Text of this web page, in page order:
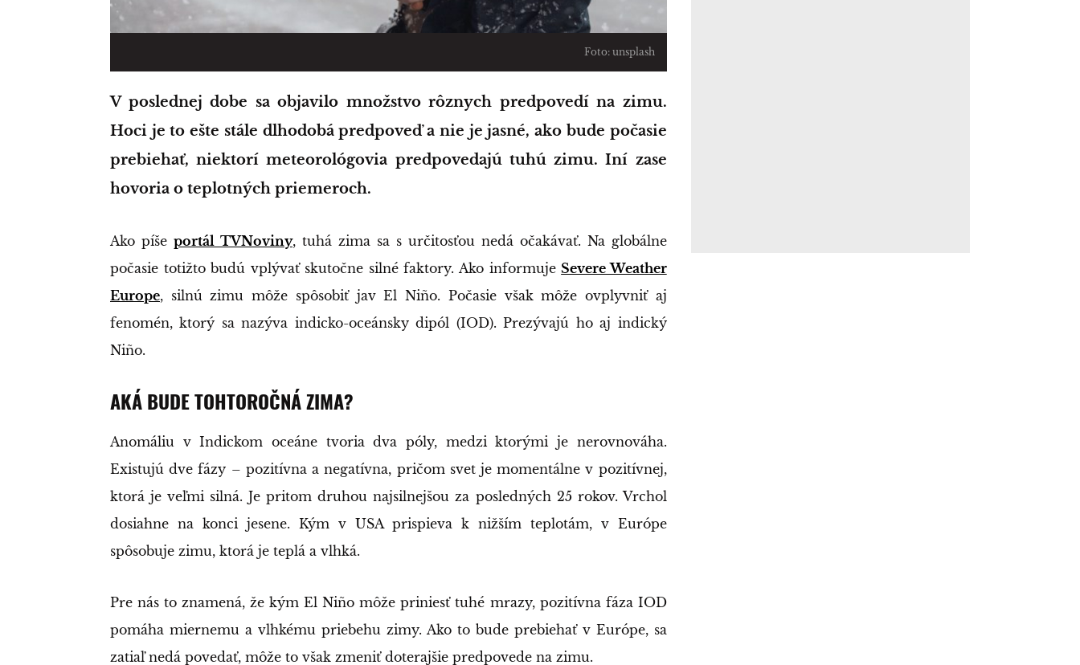
Foto: unsplash
V poslednej dobe sa objavilo množstvo rôznych predpovedí na zimu.
Hoci je to ešte stále dlhodobá predpoveď a nie je jasné, ako bude počasie
prebiehať, niektorí meteorológovia predpovedajú tuhú zimu. Iní zase
hovoria o teplotných priemeroch.
Ako píše portál TVNoviny, tuhá zima sa s určitosťou nedá očakávať. Na globálne
počasie totižto budú vplývať skutočne silné faktory. Ako informujeSevere Weather
Europe, silnú zimu môže spôsobiť jav El Niño. Počasie však môže ovplyvniť aj
fenomén, ktorý sa nazýva indicko-oceánsky dipól (IOD). Prezývajú ho aj indický
Niño.
AKÁ BUDE TOHTOROČNÁ ZIMA?
Anomáliu v Indickom oceáne tvoria dva póly, medzi ktorými je nerovnováha.
Existujú dve fázy – pozitívna a negatívna, pričom svet je momentálne v pozitívnej,
ktorá je veľmi silná. Je pritom druhou najsilnejšou za posledných 25 rokov. Vrchol
dosiahne na konci jesene. Kým v USA prispieva k nižším teplotám, v Európe
spôsobuje zimu, ktorá je teplá a vlhká.
Pre nás to znamená, že kým El Niño môže priniesť tuhé mrazy, pozitívna fáza IOD
pomáha miernemu a vlhkému priebehu zimy. Ako to bude prebiehať v Európe, sa
zatiaľ nedá povedať, môže to však zmeniť doterajšie predpovede na zimu.